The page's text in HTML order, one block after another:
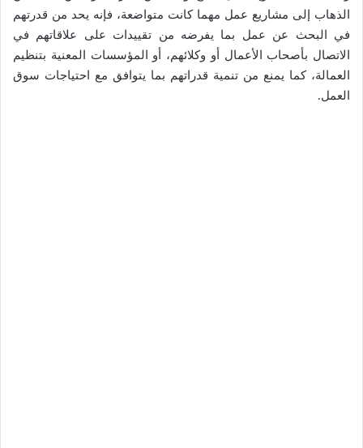
الذهاب إلى مشاريع عمل مهما كانت متواضعة، فإنه يحد من قدرتهم
في البحث عن عمل بما يفرضه من تقييدات على علاقاتهم في
الاتصال بأصحاب الأعمال أو وكلائهم، أو المؤسسات المعنية بتنظيم
العمالة، كما يمنع من تنمية قدراتهم بما يتوافق مع احتياجات سوق
العمل.